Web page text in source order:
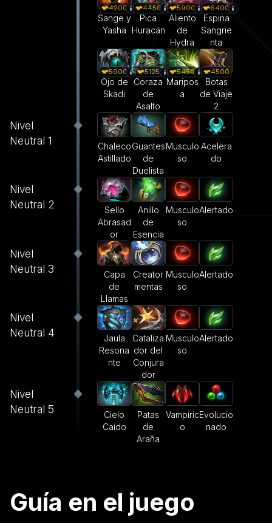
4200
Sange y
Yasha
4450
Pica
Huracán
5900
Aliento
de
Hydra
6400
Espina
Sangrie
nta
5900
Ojo de
Skadi
5125
Coraza
de
Asalto
5450
Maripos
a
4500
Botas
de Viaje
2
Nivel
Neutral 1
Chaleco
Astillado
Guantes
de
Duelista
Musculo
so
Acelera
do
Nivel
Neutral 2
Sello
Abrasad
or
Anillo
de
Esencia
Musculo
so
Alertado
Nivel
Neutral 3
Capa
de
Llamas
Creator
mentas
Musculo
so
Alertado
Nivel
Neutral 4
Jaula
Resona
nte
Cataliza
dor del
Conjura
dor
Musculo
so
Alertado
Nivel
Neutral 5
Cielo
Caído
Patas
de
Araña
Vampíric
o
Evolucio
nado
Guía en el juego